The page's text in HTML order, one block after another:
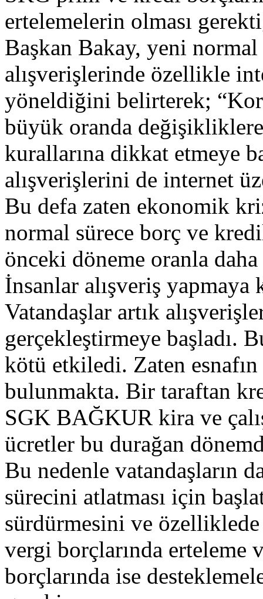
ertelemelerin olması
Başkan Bakay, yeni normal
alışverişlerinde özellikle
yöneldiğini belirterek;
büyük oranda
kurallarına dikkat etmeye
alışverişlerini de internet
Bu defa zaten ekonomik
normal sürece borç ve
önceki döneme oranla
İnsanlar alışveriş
Vatandaşlar artık
gerçekleştirmeye başladı.
kötü etkiledi. Zaten
bulunmakta. Bir taraftan
SGK BAĞKUR kira ve
ücretler bu durağan
Bu nedenle vatandaşların
sürecini atlatması için
sürdürmesini ve özelliklede
vergi borçlarında
borçlarında ise